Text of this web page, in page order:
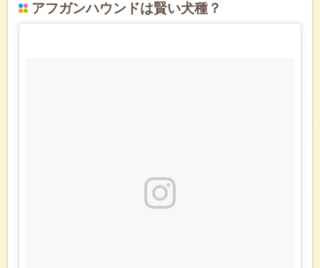
アフガンハウンドは賢い犬種？